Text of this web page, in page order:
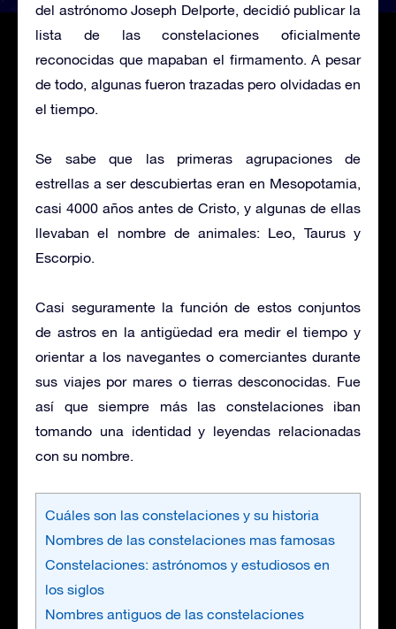
del astrónomo Joseph Delporte, decidió publicar la
lista de las constelaciones oficialmente
reconocidas que mapaban el firmamento. A pesar
de todo, algunas fueron trazadas pero olvidadas en
el tiempo.
Se sabe que las primeras agrupaciones de
estrellas a ser descubiertas eran en Mesopotamia,
casi 4000 años antes de Cristo, y algunas de ellas
llevaban el nombre de animales: Leo, Taurus y
Escorpio.
Casi seguramente la función de estos conjuntos
de astros en la antigüedad era medir el tiempo y
orientar a los navegantes o comerciantes durante
sus viajes por mares o tierras desconocidas. Fue
así que siempre más las constelaciones iban
tomando una identidad y leyendas relacionadas
con su nombre.
Cuáles son las constelaciones y su historia
Nombres de las constelaciones mas famosas
Constelaciones: astrónomos y estudiosos en
los siglos
Nombres antiguos de las constelaciones